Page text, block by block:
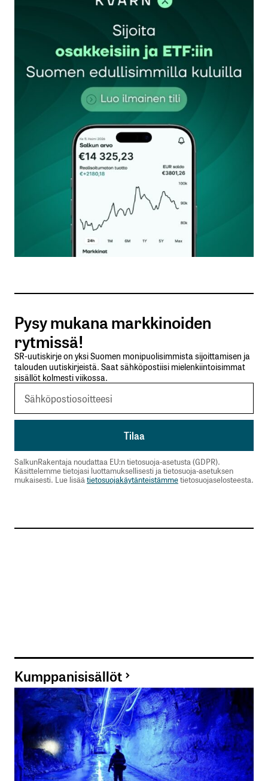
Sähköpostiosoitettasi ei julkaista.Pakolliset
kentät on merkitty*
Kommentti*
Nimesi tai nimimerkkisi
Sähköpostiosoitteesi
Tilaa SalkunRakentajan uutiskirje
Lähetä kommentti
Pysy mukana markkinoiden
rytmissä!
SR-uutiskirje on yksi Suomen monipuolisimmista sijoittamisen ja
talouden uutiskirjeistä. Saat sähköpostiisi mielenkiintoisimmat
sisällöt kolmesti viikossa.
SalkunRakentaja noudattaa EU:n tietosuoja-asetusta (GDPR).
Käsittelemme tietojasi luottamuksellisesti ja tietosuoja-asetuksen
mukaisesti. Lue lisää tietosuojakäytänteistämmetietosuojaselosteesta.
Kumppanisisällöt